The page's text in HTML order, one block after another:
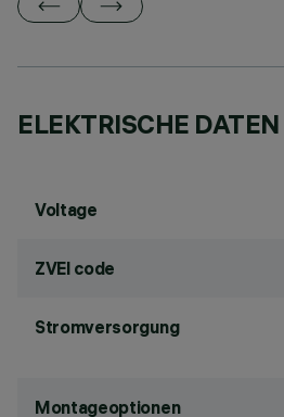
ELEKTRISCHE DATEN
Voltage
ZVEI code
Stromversorgung
Montageoptionen